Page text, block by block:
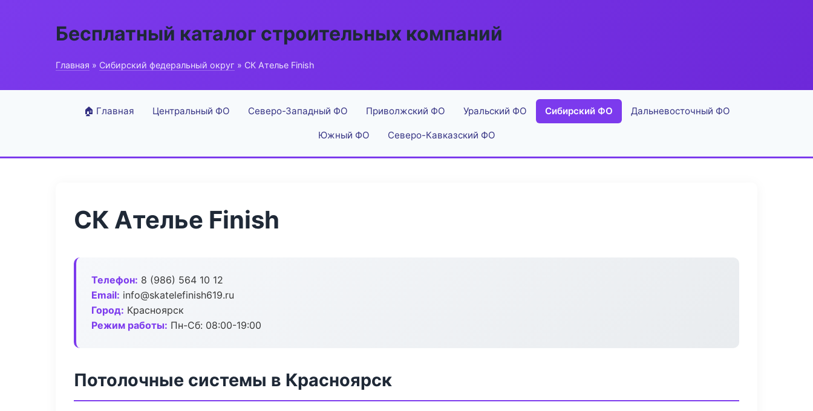
Бесплатный каталог строительных компаний
Главная » Сибирский федеральный округ » СК Ателье Finish
🏠 Главная Центральный ФО Северо-Западный ФО Приволжский ФО Уральский ФО Сибирский ФО Дальневосточный ФО
Южный ФО Северо-Кавказский ФО
СК Ателье Finish
Телефон: 8 (986) 564 10 12
Email: info@skatelefinish619.ru
Город: Красноярск
Режим работы: Пн-Сб: 08:00-19:00
Потолочные системы в Красноярск